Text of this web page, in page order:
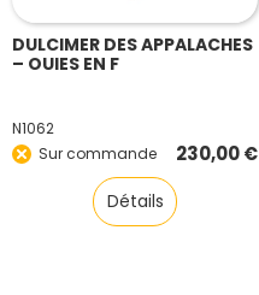
DULCIMER DES APPALACHES
– OUIES EN F
N1062
Sur commande
230,00€
Détails